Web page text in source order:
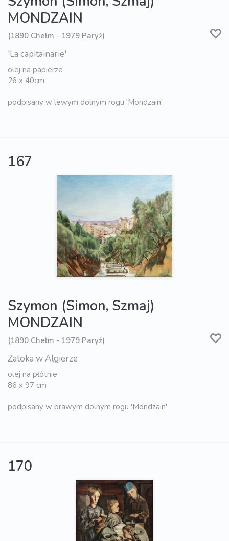
MONDZAIN
(1890 Chełm - 1979 Paryż)
'La capitainarie'
olej na papierze
26 x 40cm
podpisany w lewym dolnym rogu 'Mondzain'
167
Szymon (Simon, Szmaj)
MONDZAIN
(1890 Chełm - 1979 Paryż)
Zatoka w Algierze
olej na płótnie
86 x 97 cm
podpisany w prawym dolnym rogu 'Mondzain'
170